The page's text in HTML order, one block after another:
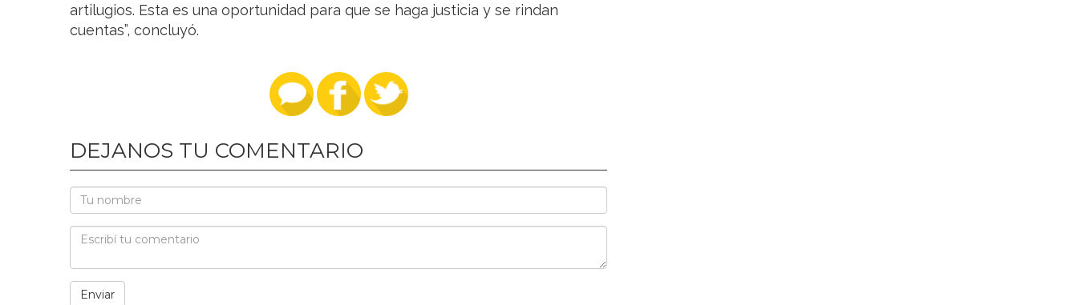
artilugios. Esta es una oportunidad para que se haga justicia y se rindan
cuentas”, concluyó.
DEJANOS TU COMENTARIO